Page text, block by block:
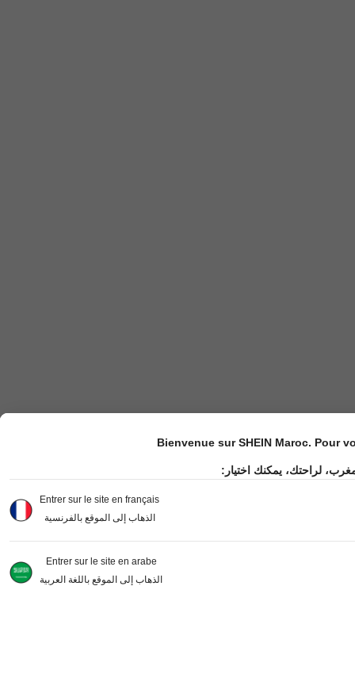
Bienvenue sur SHEIN Maroc. Pour
لراحتك، يمكنك اختيار:
Entrer sur le site en français
الذهاب إلى الموقع بالفرنسية
Entrer sur le site en arabe
الذهاب إلى الموقع باللغة العربية